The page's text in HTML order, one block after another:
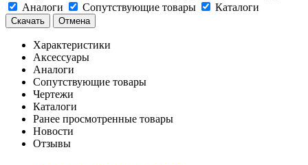
Аналоги
Сопутствующие товары Каталоги
Скачать Отмена
Характеристики
Аксессуары
Аналоги
Сопутствующие товары
Чертежи
Каталоги
Ранее просмотренные товары
Новости
Отзывы